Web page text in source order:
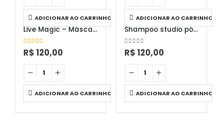
ADICIONAR AO CARRINHO
HIDRATAÇÃO,HOME CARE,TRATAMENTOS
Live Magic – Máscara Líquida 120ml
5.00 out of 5
R$ 120,00
ADICIONAR AO CARRINHO
ADICIONAR AO CARRINHO
HIDRATAÇÃO
Shampoo studio pós química 1L
0out of 5
R$ 120,00
ADICIONAR AO CARRINHO